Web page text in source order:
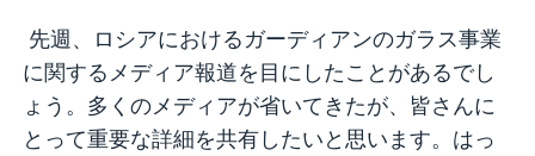
先週、ロシアにおけるガーディアンのガラス事業
に関するメディア報道を目にしたことがあるでし
ょう。多くのメディアが省いてきたが、皆さんに
とって重要な詳細を共有したいと思います。はっ